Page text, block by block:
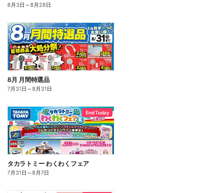
8月3日 ～8月28日
8月 月間特選品
7月31日 ～8月31日
End Today
タカラトミー わくわくフェア
7月31日 ～8月7日